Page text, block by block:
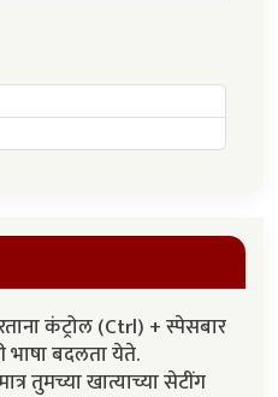
कंट्रोल (Ctrl) + स्पेसबार
भाषा बदलता येते.
तुमच्या खात्याच्या सेटींग